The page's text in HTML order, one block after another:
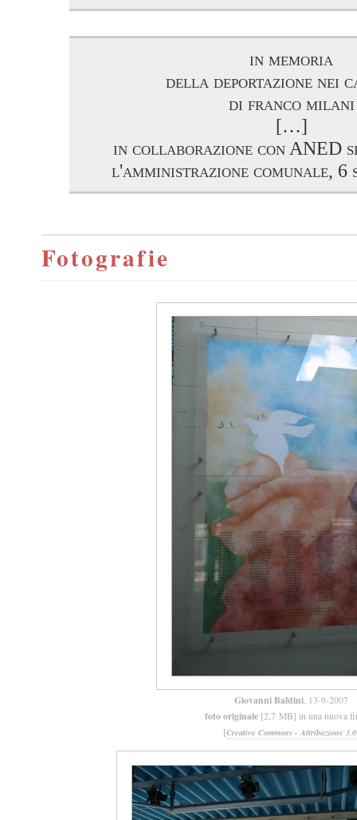
in memoria
della deportazione nei
di franco milani
[…]
in collaborazione con ANED
l'amministrazione comunale, 6
Fotografie
Giovanni Baldini, 13-9-2007
foto originale [2,7 MB] in una nuova
[Creative Commons - Attribuzione 3.0